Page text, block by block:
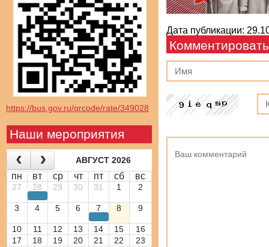
https://bus.gov.ru/qrcode/rate/349028
Наши мероприятия
АВГУСТ 2026
пн вт ср чт пт сб вс
27 28 29 30 31 1 2
3 4 5 6 7 8 9
10 11 12 13 14 15
16
17
18 19 20 21 22
23
Дата публикации:
Комментировать